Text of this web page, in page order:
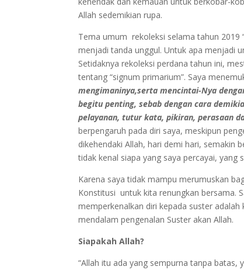
Allah sedemikian rupa.
Tema umum rekoleksi selama tahun 2019
menjadi tanda unggul. Untuk apa menjadi
Setidaknya rekoleksi perdana tahun ini,
tentang “signum primarium”. Saya
mengimaninya,serta mencintai-Nya
begitu penting, sebab dengan cara
pelayanan, tutur kata, pikiran, perasaan
berpengaruh pada diri saya, meskipun
dikehendaki Allah, hari demi hari, semakin
tidak kenal siapa yang saya percayai, yang
Karena saya tidak mampu merumuskan
Konstitusi untuk kita renungkan bersama.
memperkenalkan diri kepada suster adalah
mendalam pengenalan Suster akan Allah.
Siapakah Allah?
“Allah itu ada yang sempurna tanpa batas,